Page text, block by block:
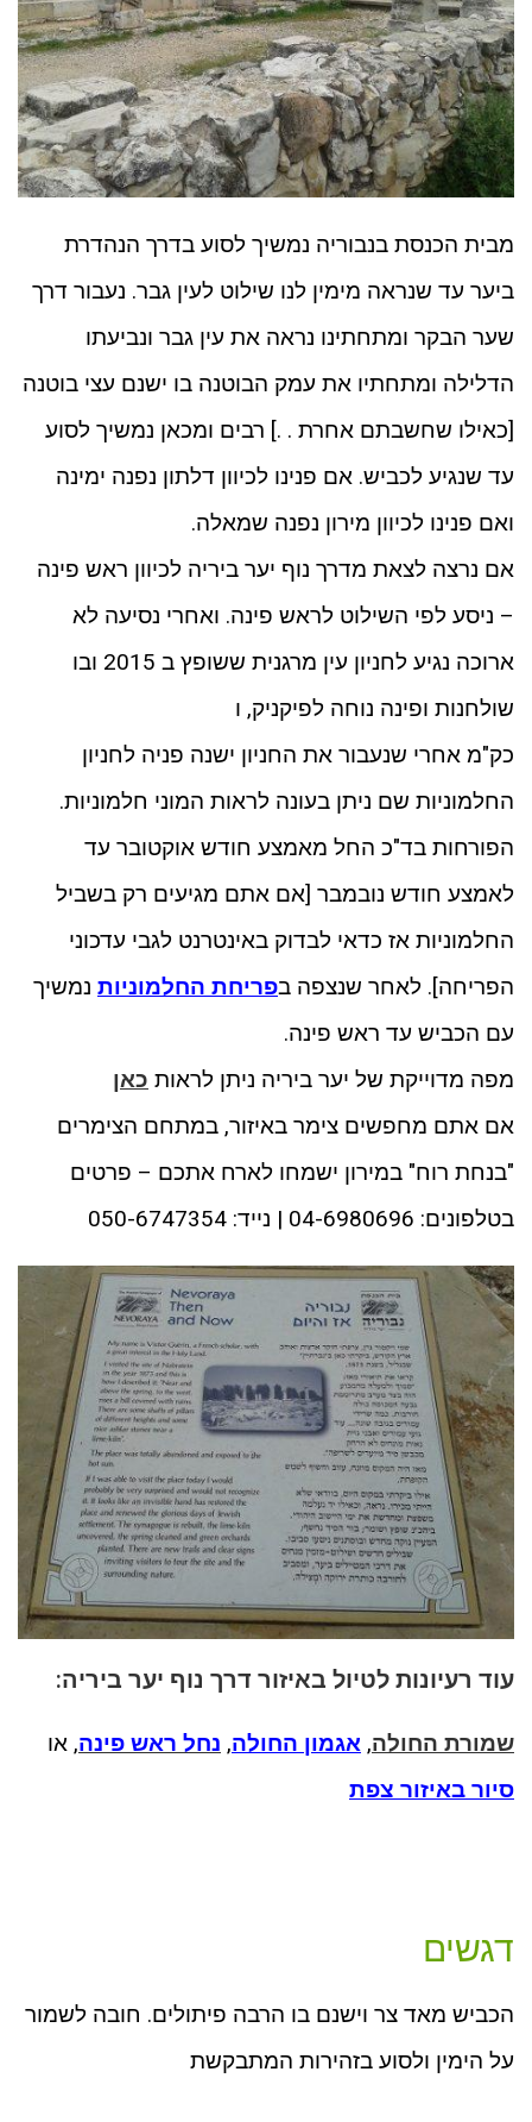
מבית הכנסת בנבוריה נמשיך לסוע בדרך הנהדרת
ביער עד שנראה מימין לנו שילוט לעין גבר. נעבור דרך
שער הבקר ומתחתינו נראה את עין גבר ונביעתו
הדלילה ומתחתיו את עמק הבוטנה בו ישנם עצי בוטנה
[כאילו שחשבתם אחרת . .] רבים ומכאן נמשיך לסוע
עד שנגיע לכביש. אם פנינו לכיוון דלתון נפנה ימינה
ואם פנינו לכיוון מירון נפנה שמאלה.
אם נרצה לצאת מדרך נוף יער ביריה לכיוון ראש פינה
– ניסע לפי השילוט לראש פינה. ואחרי נסיעה לא
ארוכה נגיע לחניון עין מרגנית ששופץ ב 2015 ובו
שולחנות ופינה נוחה לפיקניק, ו
כק"מ אחרי שנעבור את החניון ישנה פניה לחניון
החלמוניות שם ניתן בעונה לראות המוני חלמוניות.
הפורחות בד"כ החל מאמצע חודש אוקטובר עד
לאמצע חודש נובמבר [אם אתם מגיעים רק בשביל
החלמוניות אז כדאי לבדוק באינטרנט לגבי עדכוני
הפריחה]. לאחר שנצפה בפריחת החלמוניות נמשיך
עם הכביש עד ראש פינה.
מפה מדוייקת של יער ביריה ניתן לראות כאן
אם אתם מחפשים צימר באיזור, במתחם הצימרים
"בנחת רוח" במירון ישמחו לארח אתכם – פרטים
בטלפונים: 04-6980696 | נייד: 050-6747354
עוד רעיונות לטיול באיזור דרך נוף יער ביריה:
שמורת החולה, אגמון החולה, נחל ראש פינה, או
סיור באיזור צפת
דגשים
הכביש מאד צר וישנם בו הרבה פיתולים. חובה לשמור
על הימין ולסוע בזהירות המתבקשת